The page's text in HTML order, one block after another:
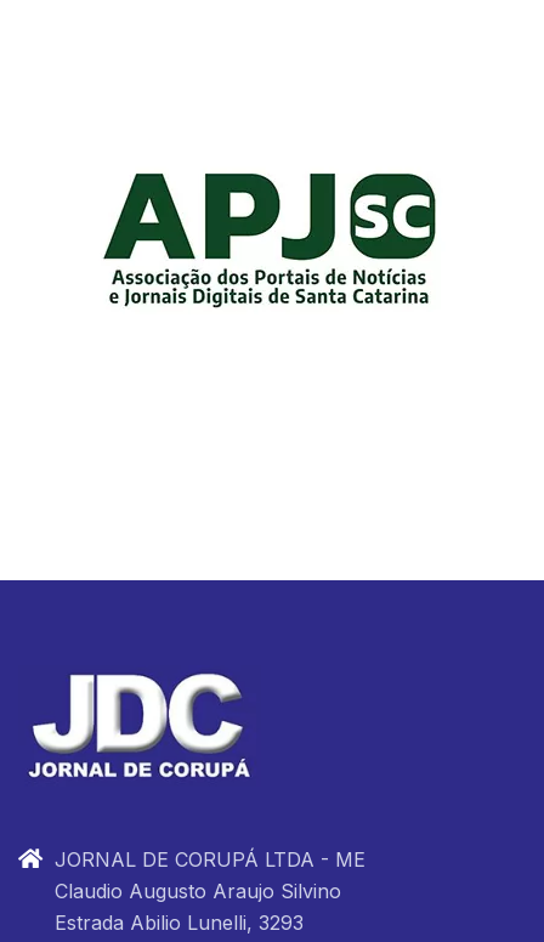
JORNAL DE CORUPÁ LTDA - ME
Claudio Augusto Araujo Silvino
Estrada Abilio Lunelli, 3293